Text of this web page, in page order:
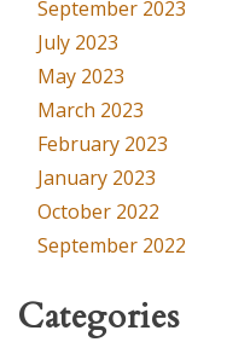
September 2023
July 2023
May 2023
March 2023
February 2023
January 2023
October 2022
September 2022
Categories